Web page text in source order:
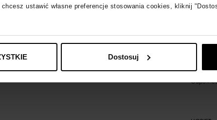
ustawić własne preferencje stosowania cookies, kliknij
Dostosuj
Produkt